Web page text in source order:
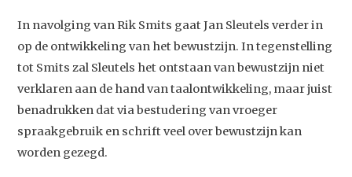
In navolging van Rik Smits gaat Jan Sleutels verder in
op de ontwikkeling van het bewustzijn. In tegenstelling
tot Smits zal Sleutels het ontstaan van bewustzijn niet
verklaren aan de hand van taalontwikkeling, maar juist
benadrukken dat via bestudering van vroeger
spraakgebruik en schrift veel over bewustzijn kan
worden gezegd.